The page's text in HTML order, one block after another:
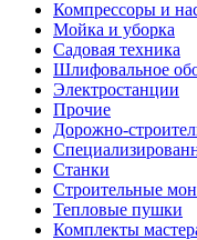
Компрессоры и
Мойка и уборка
Садовая техника
Шлифовальное
Электростанции
Прочие
Дорожно-
Станки
Строительные
Тепловые пушки
Комплекты